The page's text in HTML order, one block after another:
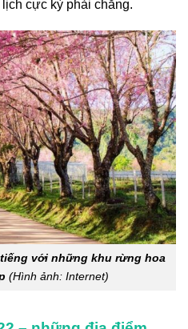
cực kỳ phải chăng.
với những khu rừng hoa
(Hình ảnh: Internet)